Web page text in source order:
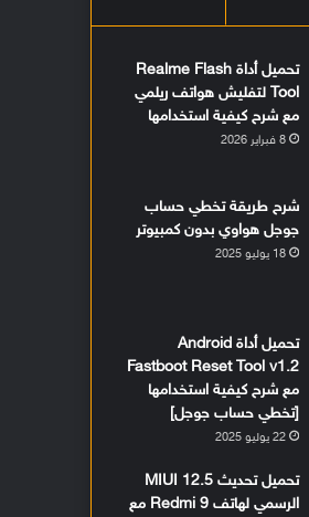
تحميل أداة Realme Flash
Tool لتفليش هواتف ريلمي
مع شرح كيفية استخدامها
8 فبراير 2026
شرح طريقة تخطي حساب
جوجل هواوي بدون كمبيوتر
18 يوليو 2025
تحميل أداة Android
Fastboot Reset Tool v1.2
مع شرح كيفية استخدامها
[تخطي حساب جوجل]
22 يوليو 2025
تحميل تحديث MIUI 12.5
الرسمي لهاتف Redmi 9 مع